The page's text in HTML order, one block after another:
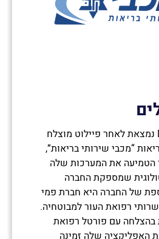
חברת Derma Detect נמצאת לאחר פיילוט מוצלח
“מכבי שירותי בריאות”,
הטמיעה את המערכות שלה
שמספקת החברה
של החברה היא חברת פמי
רפואת העור למבוטחיה.
בהצלחה עם פורטל רפואת
האפליקציה שלה זמינה